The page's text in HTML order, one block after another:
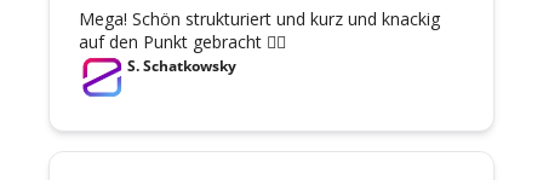
Mega! Schön strukturiert und kurz und knackig
auf den Punkt gebracht 👍🏻
S. Schatkowsky